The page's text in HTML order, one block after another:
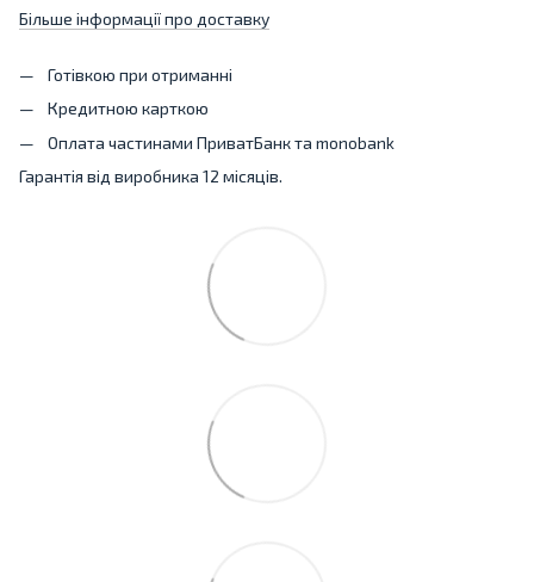
Більше інформації про доставку
Готівкою при отриманні
Кредитною карткою
Оплата частинами ПриватБанк та monobank
Гарантія від виробника 12 місяців.